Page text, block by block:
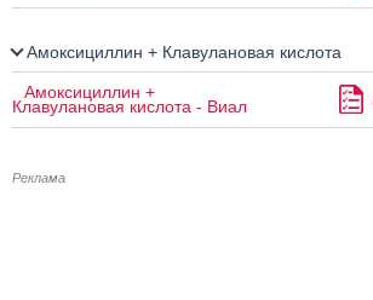
Амоксициллин + Клавулановая кислота
Амоксициллин +
Клавулановая кислота - Виал
Реклама